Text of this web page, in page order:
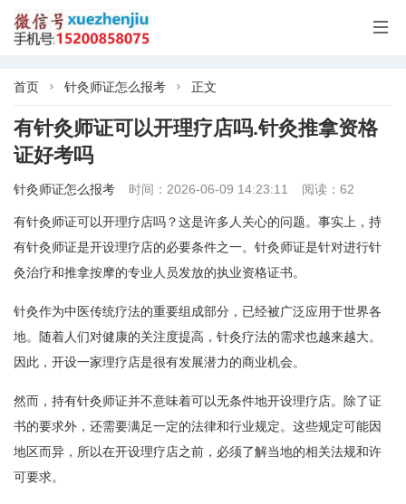

首页  针灸师证怎么报考  正文
有针灸师证可以开理疗店吗.针灸推拿资格
证好考吗
针灸师证怎么报考 时间：2026-06-09 14:23:11 阅读：62
有针灸师证可以开理疗店吗？这是许多人关心的问题。事实上，持
有针灸师证是开设理疗店的必要条件之一。针灸师证是针对进行针
灸治疗和推拿按摩的专业人员发放的执业资格证书。
针灸作为中医传统疗法的重要组成部分，已经被广泛应用于世界各
地。随着人们对健康的关注度提高，针灸疗法的需求也越来越大。
因此，开设一家理疗店是很有发展潜力的商业机会。
然而，持有针灸师证并不意味着可以无条件地开设理疗店。除了证
书的要求外，还需要满足一定的法律和行业规定。这些规定可能因
地区而异，所以在开设理疗店之前，必须了解当地的相关法规和许
可要求。